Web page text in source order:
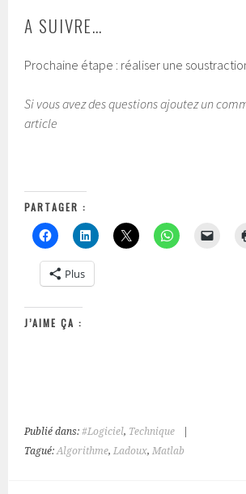
A SUIVRE…
Prochaine étape : réaliser une
Si vous avez des questions ajoutez un
article
PARTAGER :
Plus
J’AIME ÇA :
Publié dans:#Logiciel, Technique
Tagué:Algorithme,Ladoux,Matlab